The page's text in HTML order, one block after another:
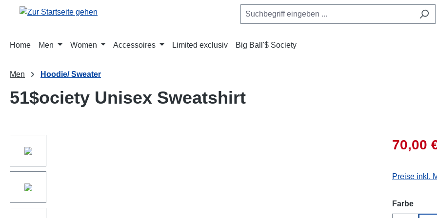
Zur Hauptnavigation springen
Home Men Women Accessoires Limited exclusiv Big Ball'$ Society
Men Hoodie/ Sweater
51$ociety Unisex Sweatshirt
70,00
Preise inkl.
Farbe